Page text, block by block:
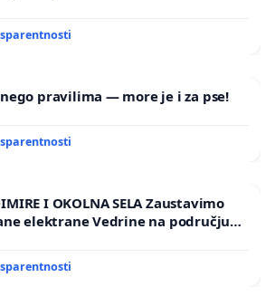
pravilima — more je i za pse!
I OKOLNA SELA Zaustavimo
elektrane Vedrine na području